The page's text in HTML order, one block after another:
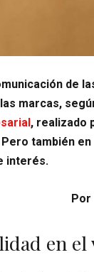
de
marcas,
, realizado
también
interés.
Por
en el